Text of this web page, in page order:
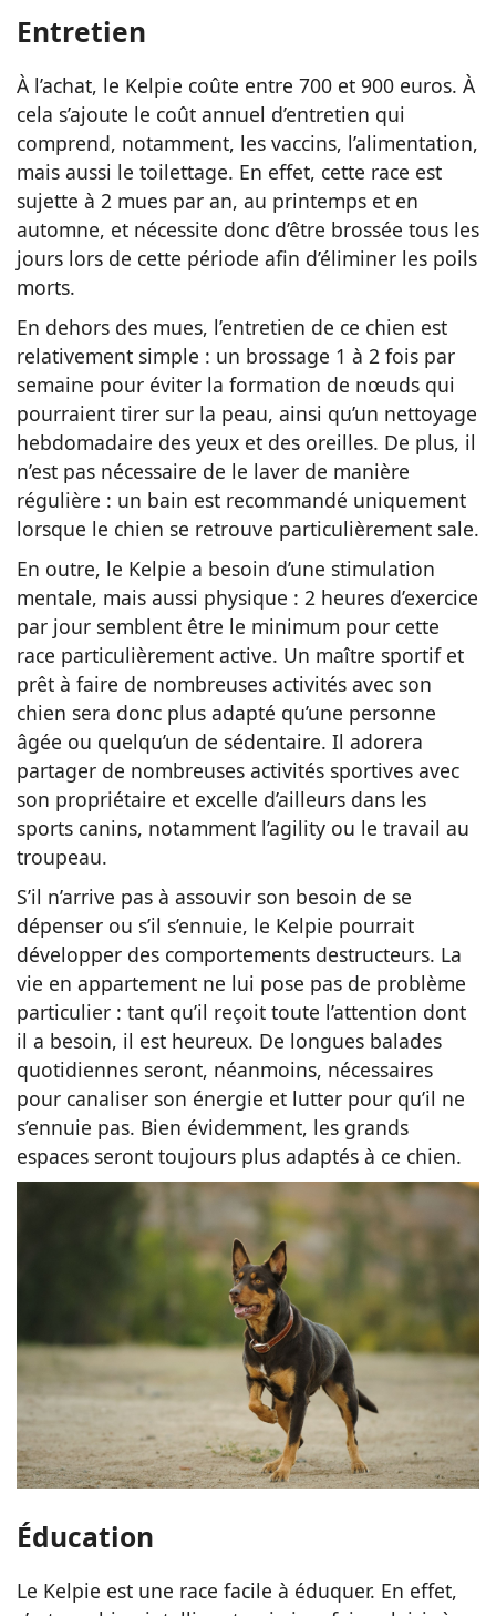
Entretien
À l’achat, le Kelpie coûte entre 700 et 900 euros. À
cela s’ajoute le coût annuel d’entretien qui
comprend, notamment, les vaccins, l’alimentation,
mais aussi le toilettage. En effet, cette race est
sujette à 2 mues par an, au printemps et en
automne, et nécessite donc d’être brossée tous les
jours lors de cette période afin d’éliminer les poils
morts.
En dehors des mues, l’entretien de ce chien est
relativement simple : un brossage 1 à 2 fois par
semaine pour éviter la formation de nœuds qui
pourraient tirer sur la peau, ainsi qu’un nettoyage
hebdomadaire des yeux et des oreilles. De plus, il
n’est pas nécessaire de le laver de manière
régulière : un bain est recommandé uniquement
lorsque le chien se retrouve particulièrement sale.
En outre, le Kelpie a besoin d’une stimulation
mentale, mais aussi physique : 2 heures d’exercice
par jour semblent être le minimum pour cette
race particulièrement active. Un maître sportif et
prêt à faire de nombreuses activités avec son
chien sera donc plus adapté qu’une personne
âgée ou quelqu’un de sédentaire. Il adorera
partager de nombreuses activités sportives avec
son propriétaire et excelle d’ailleurs dans les
sports canins, notamment l’agility ou le travail au
troupeau.
S’il n’arrive pas à assouvir son besoin de se
dépenser ou s’il s’ennuie, le Kelpie pourrait
développer des comportements destructeurs. La
vie en appartement ne lui pose pas de problème
particulier : tant qu’il reçoit toute l’attention dont
il a besoin, il est heureux. De longues balades
quotidiennes seront, néanmoins, nécessaires
pour canaliser son énergie et lutter pour qu’il ne
s’ennuie pas. Bien évidemment, les grands
espaces seront toujours plus adaptés à ce chien.
Éducation
Le Kelpie est une race facile à éduquer. En effet,